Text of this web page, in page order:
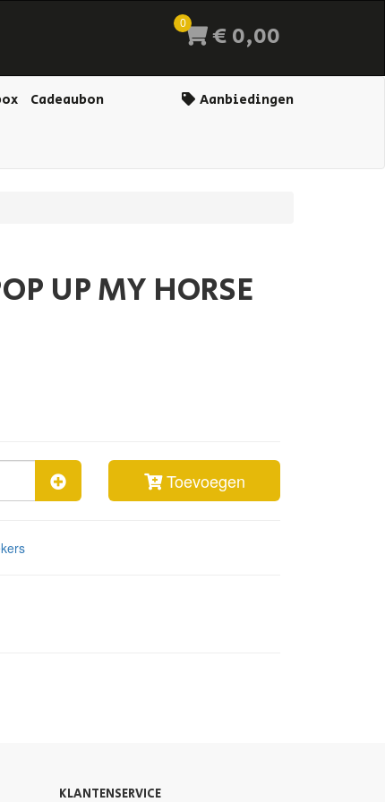
€ 0,00
0
Aanbiedingen
Cadeaubon
UP MY HORSE
Toevoegen
KLANTENSERVICE